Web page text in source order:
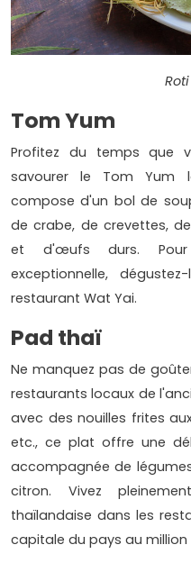
Tom Yum
Profitez du temps que
savourer le Tom Yum
compose d'un bol de
de crabe, de crevettes,
et d'œufs durs. Pour
exceptionnelle,
restaurant Wat Yai.
Pad thaï
Ne manquez pas de
restaurants locaux de
avec des nouilles frites
etc., ce plat offre une
accompagnée de
citron. Vivez
thaïlandaise dans les
capitale du pays au million